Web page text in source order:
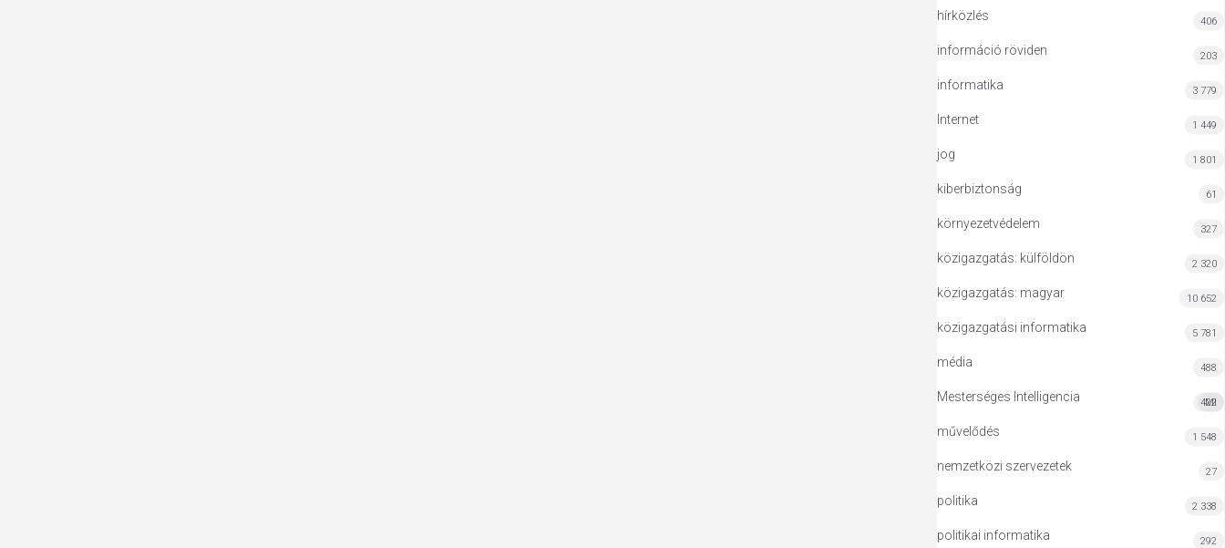
hírközlés 406
információ röviden 203
informatika 3 779
Internet 1 449
jog 1 801
kiberbiztonság 61
környezetvédelem 327
közigazgatás: külföldön 2 320
közigazgatás: magyar 10 652
közigazgatási informatika 5 781
média 488
Mesterséges Intelligencia MI
422
művelődés 1 548
nemzetközi szervezetek 27
politika 2 338
politikai informatika 292